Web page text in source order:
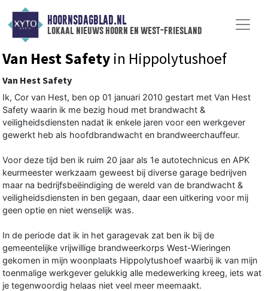
HOORNSDAGBLAD.NL
lokaal nieuws hoorn en west-friesland
Van Hest Safety in Hippolytushoef
Van Hest Safety
Ik, Cor van Hest, ben op 01 januari 2010 gestart met Van Hest
Safety waarin ik me bezig houd met brandwacht &
veiligheidsdiensten nadat ik enkele jaren voor een werkgever
gewerkt heb als hoofdbrandwacht en brandweerchauffeur.
Voor deze tijd ben ik ruim 20 jaar als 1e autotechnicus en APK
keurmeester werkzaam geweest bij diverse garage bedrijven
maar na bedrijfsbeëindiging de wereld van de brandwacht &
veiligheidsdiensten in ben gegaan, daar een uitkering voor mij
geen optie en niet wenselijk was.
In de periode dat ik in het garagevak zat ben ik bij de
gemeentelijke vrijwillige brandweerkorps West-Wieringen
gekomen in mijn woonplaats Hippolytushoef waarbij ik van mijn
toenmalige werkgever gelukkig alle medewerking kreeg, iets wat
je tegenwoordig helaas niet veel meer meemaakt.